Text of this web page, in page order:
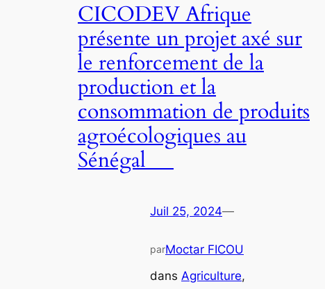
CICODEV Afrique
présente un projet axé sur
le renforcement de la
production et la
consommation de produits
agroécologiques au
Sénégal
Juil 25, 2024—
parMoctar FICOU
dans Agriculture